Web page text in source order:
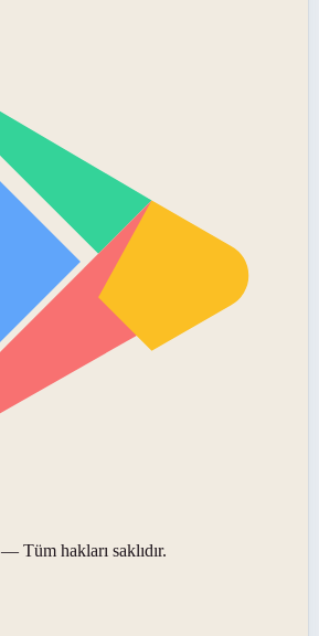
— Tüm hakları saklıdır.